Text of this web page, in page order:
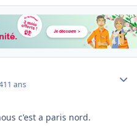
11 ans
c'est a paris nord.